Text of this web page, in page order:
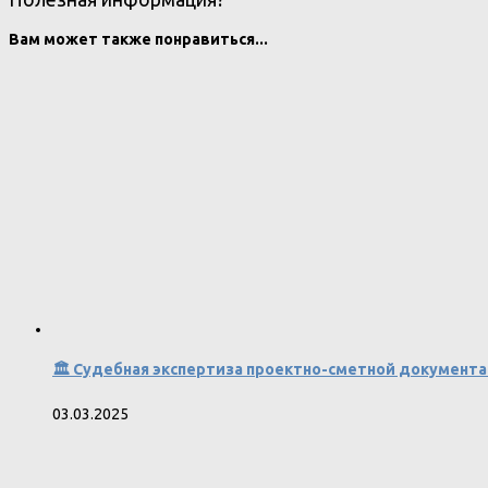
Вам может также понравиться...
🏛️ Судебная экспертиза проектно-сметной
03.03.2025